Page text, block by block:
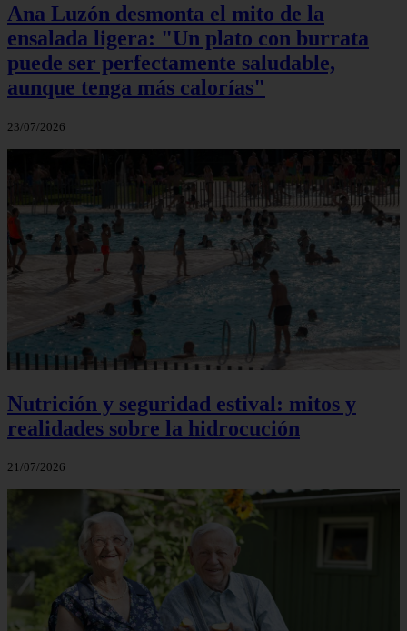
Ana Luzón desmonta el mito de la
ensalada ligera: "Un plato con burrata
puede ser perfectamente saludable,
aunque tenga más calorías"
23/07/2026
Nutrición y seguridad estival: mitos y
realidades sobre la hidrocución
21/07/2026